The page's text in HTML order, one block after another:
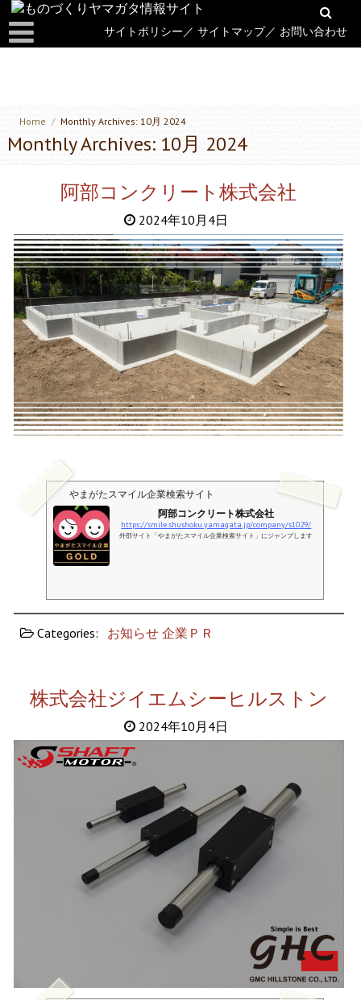
サイトポリシー／サイトマップ／ お問い合わせ
Home / Monthly Archives: 10月 2024
Monthly Archives: 10月 2024
阿部コンクリート株式会社
2024年10月4日
やまがたスマイル企業検索サイト
阿部コンクリート株式会社
https://smile.shushoku.yamagata.jp/company/s1029/
外部サイト「やまがたスマイル企業検索サイト」にジャンプします
Categories: お知らせ 企業ＰＲ
株式会社ジイエムシーヒルストン
2024年10月4日